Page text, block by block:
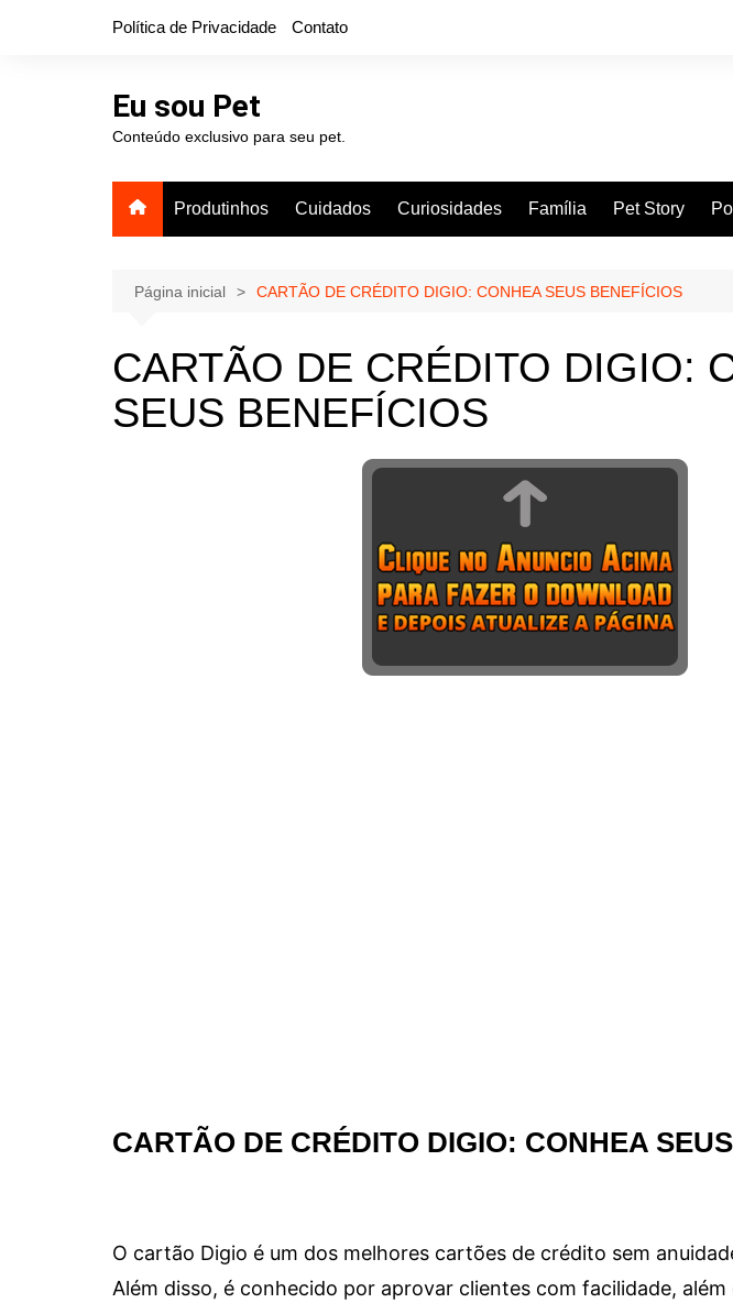
Política de Privacidade Contato
Eu sou Pet
Conteúdo exclusivo para seu pet.
Produtinhos Cuidados Curiosidades Família Pet Story
Página inicial CARTÃO DE CRÉDITO DIGIO: CONHEA SEUS BENEFÍCIOS
CARTÃO DE CRÉDITO DIGIO:
SEUS BENEFÍCIOS
CARTÃO DE CRÉDITO DIGIO: CONHEA
O cartão Digio é um dos melhores cartões de crédito sem
Além disso, é conhecido por aprovar clientes com facilidade,